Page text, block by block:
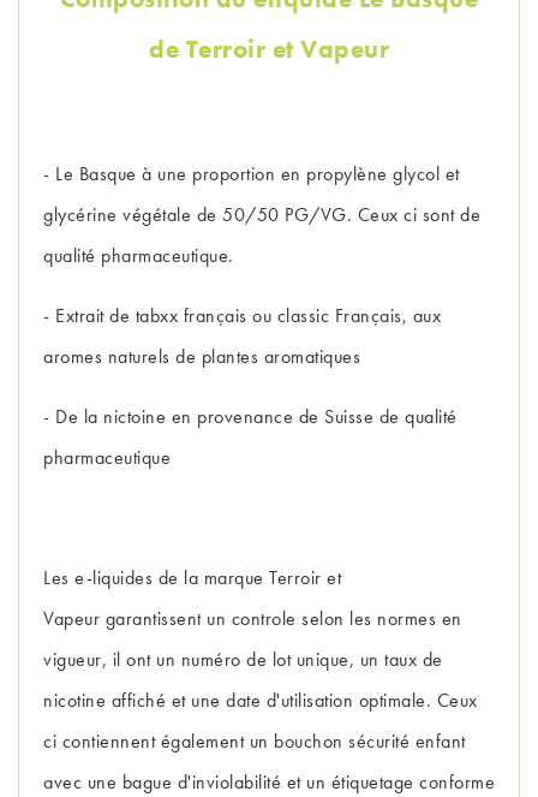
de Terroir et Vapeur
- Le Basque à une proportion en propylène glycol et
glycérine végétale de 50/50 PG/VG. Ceux ci sont de
qualité pharmaceutique.
- Extrait de tabxx français ou classic Français, aux
aromes naturels de plantes aromatiques
- De la nictoine en provenance de Suisse de qualité
pharmaceutique
Les e-liquides de la marque Terroir et
Vapeur garantissent un controle selon les normes en
vigueur, il ont un numéro de lot unique, un taux de
nicotine affiché et une date d'utilisation optimale. Ceux
ci contiennent également un bouchon sécurité enfant
avec une bague d'inviolabilité et un étiquetage conforme